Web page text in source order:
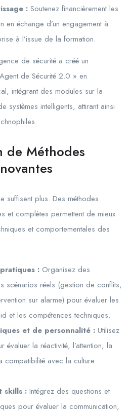
: Soutenez financièrement les
en échange d’un engagement à
à l’issue de la formation.
de sécurité a créé un
de Sécurité 2.0 » en
intégrant des modules sur la
systèmes intelligents, attirant ainsi
de Méthodes
suffisent plus. Des méthodes
et complètes permettent de mieux
et comportementales des
: Organisez des
scénarios réels (gestion de conflits,
sur alarme) pour évaluer les
et les compétences techniques.
et de personnalité : Utilisez
évaluer la réactivité, l’attention, la
compatibilité avec la culture
skills : Intégrez des questions et
pour évaluer la communication,